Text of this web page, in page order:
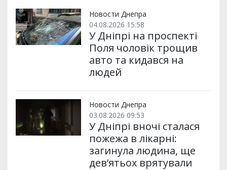
Новости Днепра
04.08.2026 15:58
У Дніпрі на проспекті
Поля чоловік трощив
авто та кидався на
людей
Новости Днепра
03.08.2026 09:53
У Дніпрі вночі сталася
пожежа в лікарні:
загинула людина, ще
дев’ятьох врятували